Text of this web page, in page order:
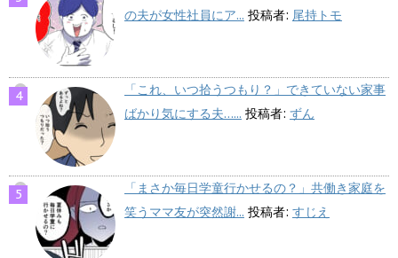
の夫が女性社員にア... 投稿者: 尾持トモ
「これ、いつ拾うつもり？」できていない家事
ばかり気にする夫…... 投稿者: ずん
「まさか毎日学童行かせるの？」共働き家庭を
笑うママ友が突然謝... 投稿者: すじえ